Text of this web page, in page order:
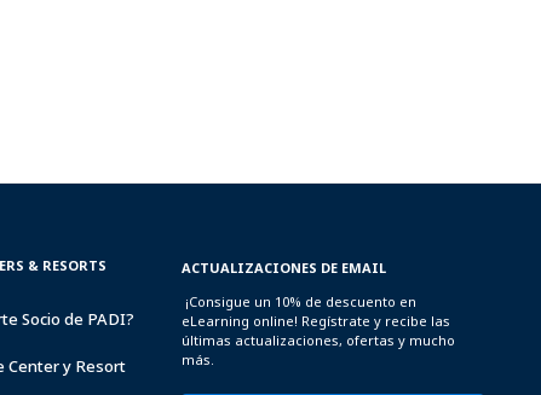
ACTUALIZACIONES DE EMAIL
¡Consigue un 10% de descuento en
eLearning online! Regístrate y recibe las
últimas actualizaciones, ofertas y mucho
más.
& RESORTS
Socio de PADI?
Center y Resort